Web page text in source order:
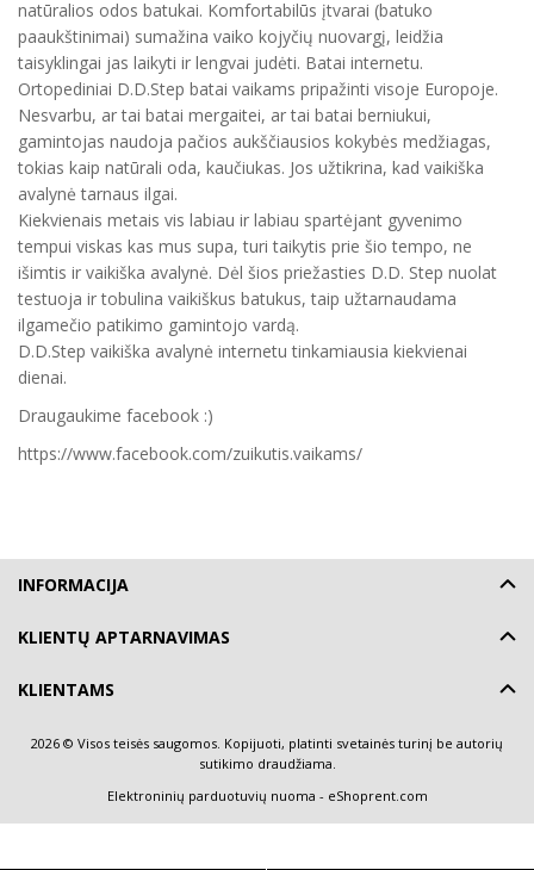
natūralios odos batukai. Komfortabilūs įtvarai (batuko
paaukštinimai) sumažina vaiko kojyčių nuovargį, leidžia
taisyklingai jas laikyti ir lengvai judėti. Batai internetu.
Ortopediniai D.D.Step batai vaikams pripažinti visoje Europoje.
Nesvarbu, ar tai batai mergaitei, ar tai batai berniukui,
gamintojas naudoja pačios aukščiausios kokybės medžiagas,
tokias kaip natūrali oda, kaučiukas. Jos užtikrina, kad vaikiška
avalynė tarnaus ilgai.
Kiekvienais metais vis labiau ir labiau spartėjant gyvenimo
tempui viskas kas mus supa, turi taikytis prie šio tempo, ne
išimtis ir vaikiška avalynė. Dėl šios priežasties D.D. Step nuolat
testuoja ir tobulina vaikiškus batukus, taip užtarnaudama
ilgamečio patikimo gamintojo vardą.
D.D.Step vaikiška avalynė internetu tinkamiausia kiekvienai
dienai.
Draugaukime facebook :)
https://www.facebook.com/zuikutis.vaikams/
INFORMACIJA
KLIENTŲ APTARNAVIMAS
KLIENTAMS
2026 © Visos teisės saugomos. Kopijuoti, platinti svetainės turinį be autorių
sutikimo draudžiama.
Elektroninių parduotuvių nuoma - eShoprent.com